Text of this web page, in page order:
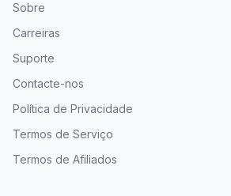
Sobre
Carreiras
Suporte
Contacte-nos
Política de Privacidade
Termos de Serviço
Termos de Afiliados